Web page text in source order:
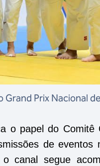
Grand Prix Nacional
o papel do
de eventos
canal segue